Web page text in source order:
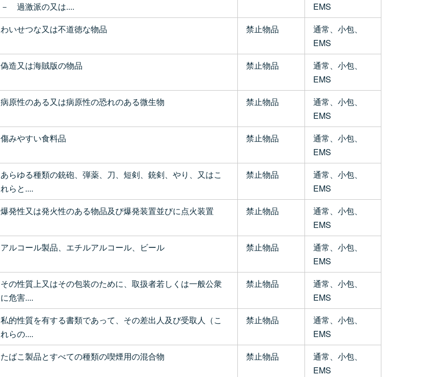
－ 過激派の又は....
EMS
わいせつな又は不道徳な物品 禁止物品
通常、小包、
EMS
偽造又は海賊版の物品 禁止物品
通常、小包、
EMS
病原性のある又は病原性の恐れのある微生物 禁止物品
通常、小包、
EMS
傷みやすい食料品 禁止物品
通常、小包、
EMS
あらゆる種類の銃砲、弾薬、刀、短剣、銃剣、やり、又はこ
れらと....
禁止物品
通常、小包、
EMS
爆発性又は発火性のある物品及び爆発装置並びに点火装置 禁止物品
通常、小包、
EMS
アルコール製品、エチルアルコール、ビール 禁止物品
通常、小包、
EMS
その性質上又はその包装のために、取扱者若しくは一般公衆
に危害....
禁止物品
通常、小包、
EMS
私的性質を有する書類であって、その差出人及び受取人（こ
れらの....
禁止物品
通常、小包、
EMS
たばこ製品とすべての種類の喫煙用の混合物 禁止物品
通常、小包、
EMS